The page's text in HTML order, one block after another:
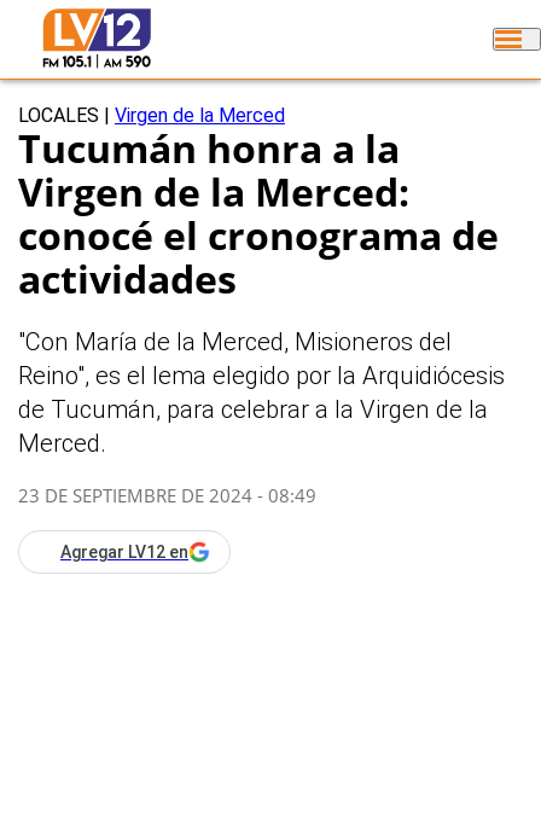
LOCALES Virgen de la Merced
Tucumán honra a la
Virgen de la Merced:
conocé el cronograma de
actividades
"Con María de la Merced, Misioneros del
Reino", es el lema elegido por la Arquidiócesis
de Tucumán, para celebrar a la Virgen de la
Merced.
23 DE SEPTIEMBRE DE 2024 - 08:49
Agregar LV12 en